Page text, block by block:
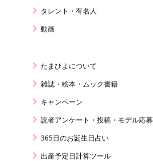
タレント・有名人
動画
たまひよについて
雑誌・絵本・ムック書籍
キャンペーン
読者アンケート・投稿・モデル応募
365日のお誕生日占い
出産予定日計算ツール